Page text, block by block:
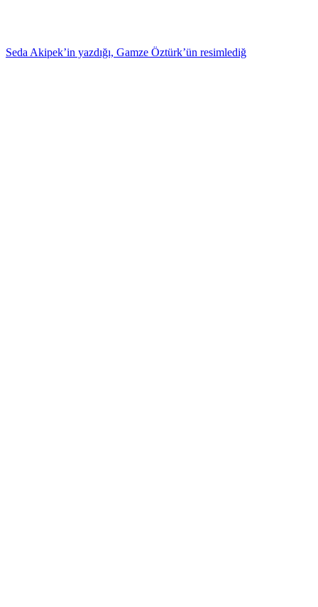
Seda Akipek’in yazdığı, Gamze Öztürk’ün resimlediğ